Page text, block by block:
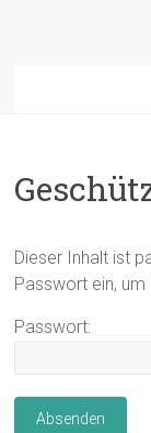
Dieser Inhalt ist
Passwort ein, um
Passwort: